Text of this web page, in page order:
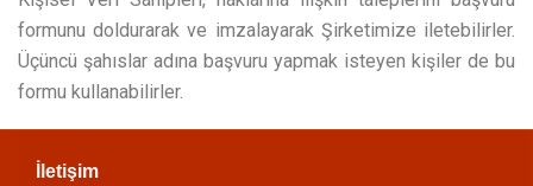
formunu doldurarak ve imzalayarak Şirketimize iletebilirler.
Üçüncü şahıslar adına başvuru yapmak isteyen kişiler de bu
formu kullanabilirler.
İletişim